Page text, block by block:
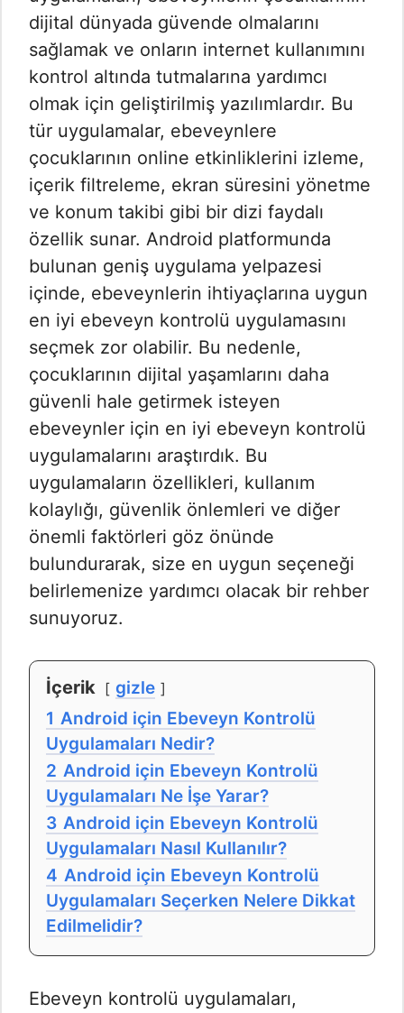
dijital dünyada güvende olmalarını
sağlamak ve onların internet kullanımını
kontrol altında tutmalarına yardımcı
olmak için geliştirilmiş yazılımlardır. Bu
tür uygulamalar, ebeveynlere
çocuklarının online etkinliklerini izleme,
içerik filtreleme, ekran süresini yönetme
ve konum takibi gibi bir dizi faydalı
özellik sunar. Android platformunda
bulunan geniş uygulama yelpazesi
içinde, ebeveynlerin ihtiyaçlarına uygun
en iyi ebeveyn kontrolü uygulamasını
seçmek zor olabilir. Bu nedenle,
çocuklarının dijital yaşamlarını daha
güvenli hale getirmek isteyen
ebeveynler için en iyi ebeveyn kontrolü
uygulamalarını araştırdık. Bu
uygulamaların özellikleri, kullanım
kolaylığı, güvenlik önlemleri ve diğer
önemli faktörleri göz önünde
bulundurarak, size en uygun seçeneği
belirlemenize yardımcı olacak bir rehber
sunuyoruz.
İçerik
gizle
1 Android için Ebeveyn Kontrolü
Uygulamaları Nedir?
2 Android için Ebeveyn Kontrolü
Uygulamaları Ne İşe Yarar?
3 Android için Ebeveyn Kontrolü
Uygulamaları Nasıl Kullanılır?
4 Android için Ebeveyn Kontrolü
Uygulamaları Seçerken Nelere Dikkat
Edilmelidir?
Ebeveyn kontrolü uygulamaları,